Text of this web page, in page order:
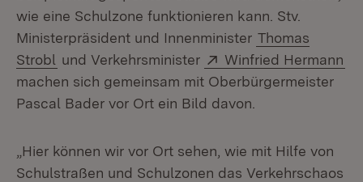
wie eine Schulzone funktionieren kann. Stv.
Ministerpräsident und Innenminister Thomas
Strobl und Verkehrsminister Extern:
Winfried Hermann
machen sich gemeinsam mit Oberbürgermeister
Pascal Bader vor Ort ein Bild davon.
„Hier können wir vor Ort sehen, wie mit Hilfe von
Schulstraßen und Schulzonen das Verkehrschaos